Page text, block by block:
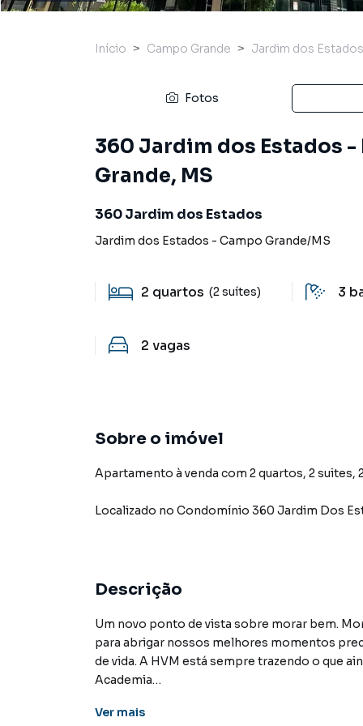
Início Campo Grande Jardim dos Estados
Fotos
360 Jardim dos Estados
Grande, MS
360 Jardim dos Estados
Jardim dos Estados - Campo Grande/MS
2 quartos (2 suítes) 3
2 vagas
Sobre o imóvel
Apartamento à venda com 2 quartos, 2 suites,
Localizado no Condomínio 360 Jardim Dos
Descrição
Um novo ponto de vista sobre morar bem.
para abrigar nossos melhores momentos
de vida. A HVM está sempre trazendo o que
Academia
Brinquedoteca
Ver mais